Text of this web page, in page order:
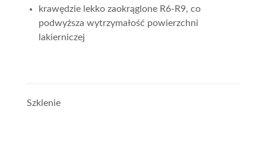
krawędzie lekko zaokrąglone R6-R9, co
podwyższa wytrzymałość powierzchni
lakierniczej
Szklenie